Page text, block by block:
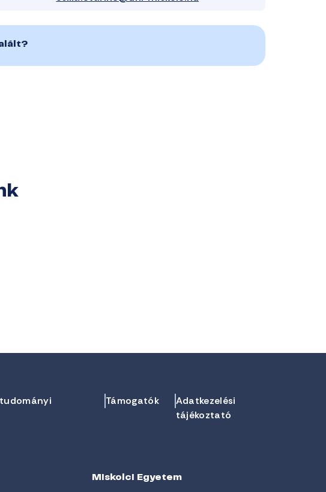
Támogatók
Adatkezelési
tájékoztató
Miskolci Egyetem